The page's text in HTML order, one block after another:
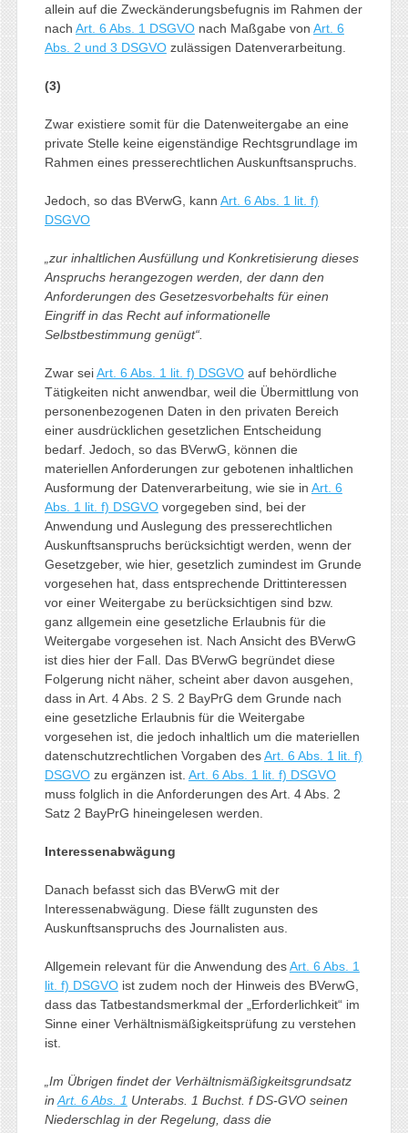
allein auf die Zweckänderungsbefugnis im Rahmen der
nach Art. 6 Abs. 1 DSGVOnach Maßgabe von Art. 6
Abs. 2 und 3 DSGVOzulässigen Datenverarbeitung.
(3)
Zwar existiere somit für die Datenweitergabe an eine
private Stelle keine eigenständige Rechtsgrundlage im
Rahmen eines presserechtlichen Auskunftsanspruchs.
Jedoch, so das BVerwG, kann Art. 6 Abs. 1 lit. f)
DSGVO
„zur inhaltlichen Ausfüllung und Konkretisierung dieses
Anspruchs herangezogen werden, der dann den
Anforderungen des Gesetzesvorbehalts für einen
Eingriff in das Recht auf informationelle
Selbstbestimmung genügt“.
Zwar seiArt. 6 Abs. 1 lit. f) DSGVOauf behördliche
Tätigkeiten nicht anwendbar, weil die Übermittlung von
personenbezogenen Daten in den privaten Bereich
einer ausdrücklichen gesetzlichen Entscheidung
bedarf. Jedoch, so das BVerwG, können die
materiellen Anforderungen zur gebotenen inhaltlichen
Ausformung der Datenverarbeitung, wie sie in Art. 6
Abs. 1 lit. f) DSGVOvorgegeben sind, bei der
Anwendung und Auslegung des presserechtlichen
Auskunftsanspruchs berücksichtigt werden, wenn der
Gesetzgeber, wie hier, gesetzlich zumindest im Grunde
vorgesehen hat, dass entsprechende Drittinteressen
vor einer Weitergabe zu berücksichtigen sind bzw.
ganz allgemein eine gesetzliche Erlaubnis für die
Weitergabe vorgesehen ist. Nach Ansicht des BVerwG
ist dies hier der Fall. Das BVerwG begründet diese
Folgerung nicht näher, scheint aber davon ausgehen,
dass in Art. 4 Abs. 2 S. 2 BayPrG dem Grunde nach
eine gesetzliche Erlaubnis für die Weitergabe
vorgesehen ist, die jedoch inhaltlich um die materiellen
datenschutzrechtlichen Vorgaben desArt. 6 Abs. 1 lit. f)
DSGVOzu ergänzen ist. Art. 6 Abs. 1 lit. f) DSGVO
muss folglich in die Anforderungen des Art. 4 Abs. 2
Satz 2 BayPrG hineingelesen werden.
Interessenabwägung
Danach befasst sich das BVerwG mit der
Interessenabwägung. Diese fällt zugunsten des
Auskunftsanspruchs des Journalisten aus.
Allgemein relevant für die Anwendung desArt. 6 Abs. 1
lit. f) DSGVOist zudem noch der Hinweis des BVerwG,
dass das Tatbestandsmerkmal der „Erforderlichkeit“ im
Sinne einer Verhältnismäßigkeitsprüfung zu verstehen
ist.
„Im Übrigen findet der Verhältnismäßigkeitsgrundsatz
in Art. 6 Abs. 1 Unterabs. 1 Buchst. f DS-GVO seinen
Niederschlag in der Regelung, dass die